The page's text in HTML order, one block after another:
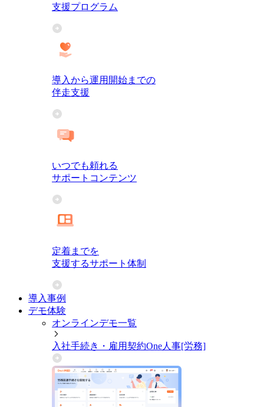
支援プログラム
導入から運用開始までの
伴走支援
いつでも頼れる
サポートコンテンツ
定着までを
支援するサポート体制
導入事例
デモ体験
オンラインデモ一覧
入社手続き・雇用契約One人事[労務]